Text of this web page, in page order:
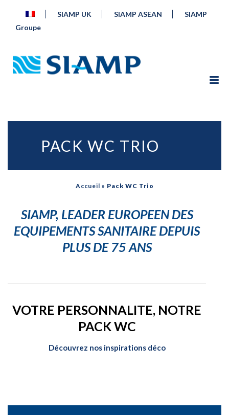
SIAMP UK SIAMP ASEAN
SIAMP
Groupe
PACK WC TRIO
Accueil » Pack WC Trio
SIAMP, LEADER EUROPEEN DES
EQUIPEMENTS SANITAIRE DEPUIS
PLUS DE 75 ANS
VOTRE PERSONNALITE, NOTRE
PACK WC
Découvrez nos inspirations déco